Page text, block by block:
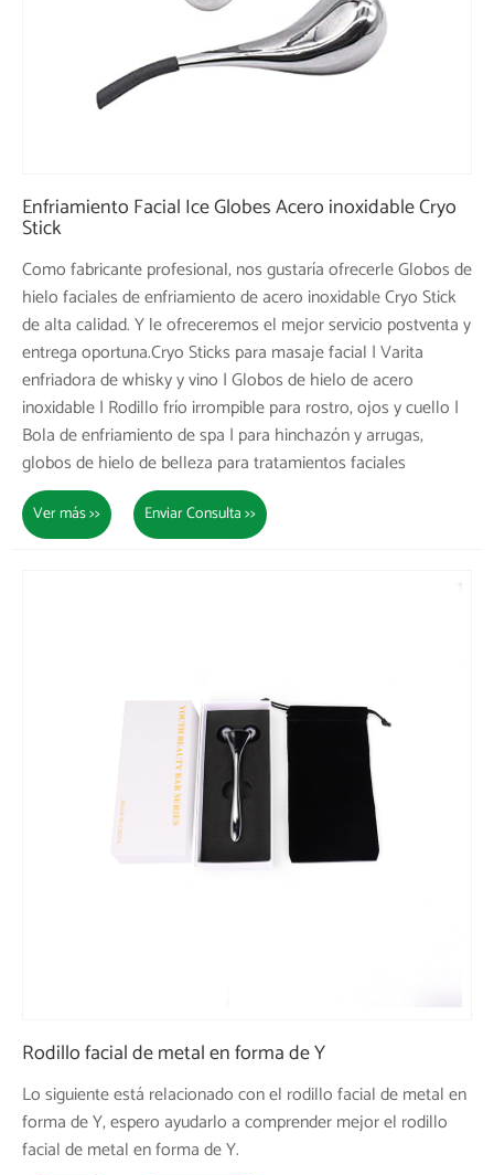
Enfriamiento Facial Ice Globes Acero inoxidable Cryo
Stick
Como fabricante profesional, nos gustaría ofrecerle Globos de
hielo faciales de enfriamiento de acero inoxidable Cryo Stick
de alta calidad. Y le ofreceremos el mejor servicio postventa y
entrega oportuna.Cryo Sticks para masaje facial | Varita
enfriadora de whisky y vino | Globos de hielo de acero
inoxidable | Rodillo frío irrompible para rostro, ojos y cuello |
Bola de enfriamiento de spa | para hinchazón y arrugas,
globos de hielo de belleza para tratamientos faciales
Ver más >> Enviar Consulta >>
Rodillo facial de metal en forma de Y
Lo siguiente está relacionado con el rodillo facial de metal en
forma de Y, espero ayudarlo a comprender mejor el rodillo
facial de metal en forma de Y.